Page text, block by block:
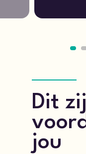
1
Dit
jou